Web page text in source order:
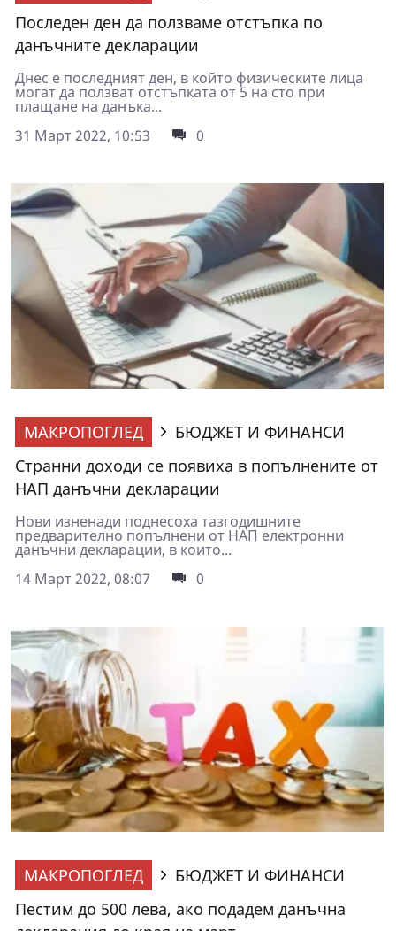
Последен ден да ползваме отстъпка по
данъчните декларации
Днес е последният ден, в който физическите лица
могат да ползват отстъпката от 5 на сто при
плащане на данъка...
31 Март 2022, 10:53
0
МАКРОПОГЛЕД
БЮДЖЕТ И ФИНАНСИ
Странни доходи се появиха в попълнените от
НАП данъчни декларации
Нови изненади поднесоха тазгодишните
предварително попълнени от НАП електронни
данъчни декларации, в които...
14 Март 2022, 08:07
0
МАКРОПОГЛЕД
БЮДЖЕТ И ФИНАНСИ
Пестим до 500 лева, ако подадем данъчна